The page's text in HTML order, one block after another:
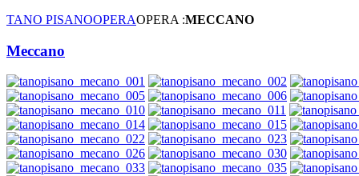
TANO PISANOOPERAOPERA :MECCANO
Meccano